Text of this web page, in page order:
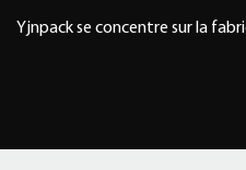
Yjnpack se concentre sur la